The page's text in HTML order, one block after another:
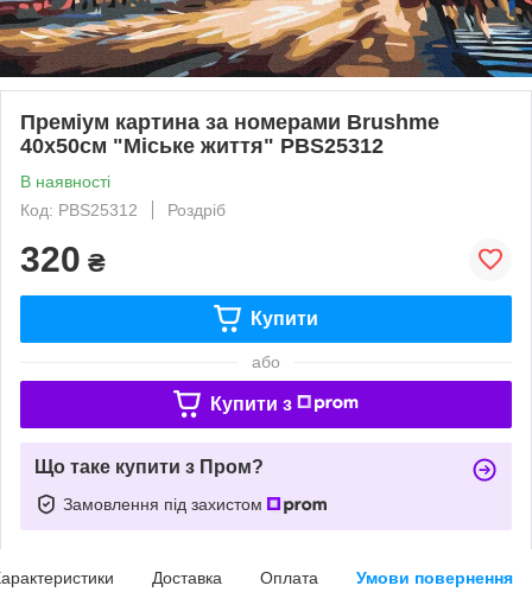
Преміум картина за номерами Brushme
40x50см "Міське життя" PBS25312
В наявності
Код: PBS25312
Роздріб
320 ₴
Купити
або
Купити з
Що таке купити з Пром?
Замовлення під захистом
Доставка Оплата Умови повернення